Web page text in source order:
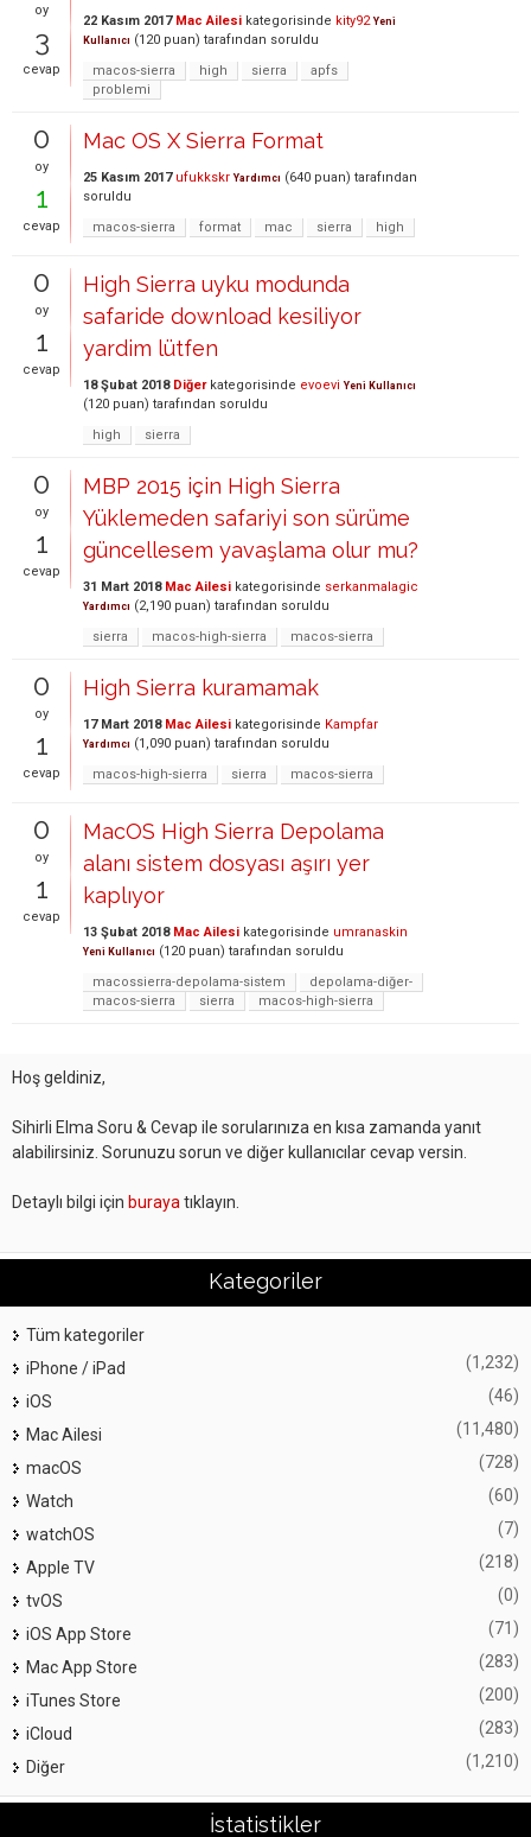
oy
3
cevap
22 Kasım 2017 Mac Ailesi kategorisinde kity92 Yeni
Kullanıcı (120 puan) tarafından soruldu
macos-sierra
high sierra
apfs
problemi
0
oy
1
cevap
Mac OS X Sierra Format
25 Kasım 2017 ufukkskr Yardımcı (640 puan) tarafından
soruldu
macos-sierra
format mac sierra high
0
oy
1
cevap
High Sierra uyku modunda
safaride download kesiliyor
yardim lütfen
18 Şubat 2018 Diğerkategorisinde evoevi Yeni Kullanıcı
(120 puan) tarafından soruldu
high
sierra
0
oy
1
cevap
MBP 2015 için High Sierra
Yüklemeden safariyi son sürüme
güncellesem yavaşlama olur mu?
31 Mart 2018 Mac Ailesi kategorisinde serkanmalagic
Yardımcı (2,190 puan) tarafından soruldu
sierra
macos-high-sierra macos-sierra
0
oy
1
cevap
High Sierra kuramamak
17 Mart 2018 Mac Ailesi kategorisinde Kampfar
Yardımcı (1,090 puan) tarafından soruldu
macos-high-sierra
sierra macos-sierra
0
oy
1
cevap
MacOS High Sierra Depolama
alanı sistem dosyası aşırı yer
kaplıyor
13 Şubat 2018 Mac Ailesi kategorisinde umranaskin
Yeni Kullanıcı (120 puan) tarafından soruldu
macossierra-depolama-sistem
depolama-diğer-
macos-sierra
sierra macos-high-sierra
Hoş geldiniz,
Sihirli Elma Soru & Cevap ile sorularınıza en kısa zamanda yanıt
alabilirsiniz. Sorunuzu sorun ve diğer kullanıcılar cevap versin.
Detaylı bilgi için buraya tıklayın.
Kategoriler
Tüm kategoriler
iPhone / iPad
(1,232)
iOS (46)
Mac Ailesi (11,480)
macOS (728)
Watch (60)
watchOS (7)
Apple TV (218)
tvOS (0)
iOS App Store (71)
Mac App Store (283)
iTunes Store (200)
iCloud (283)
Diğer (1,210)
İstatistikler